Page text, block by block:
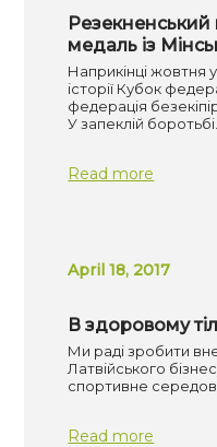
Резекненський
медаль із
Наприкінці жовтня
історії Кубок
федерація
У запеклій боротьбі…
Read more
April 18, 2017
В здоровому
Ми раді зробити
Латвійського
спортивне
Read more